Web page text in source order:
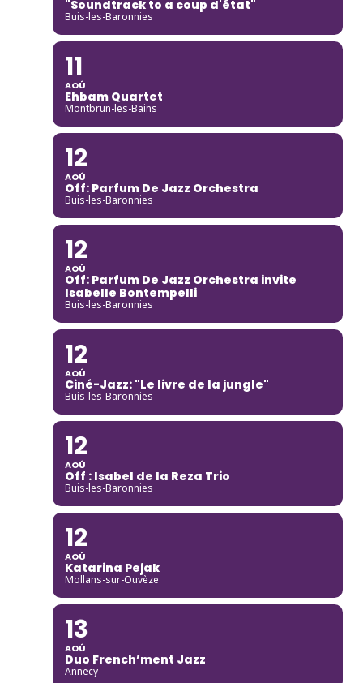
"Soundtrack to a coup d'état"
Buis-les-Baronnies
11
AOÛ
Ehbam Quartet
Montbrun-les-Bains
12
AOÛ
Off: Parfum De Jazz Orchestra
Buis-les-Baronnies
12
AOÛ
Off: Parfum De Jazz Orchestra invite
Isabelle Bontempelli
Buis-les-Baronnies
12
AOÛ
Ciné-Jazz: "Le livre de la jungle"
Buis-les-Baronnies
12
AOÛ
Off : Isabel de la Reza Trio
Buis-les-Baronnies
12
AOÛ
Katarina Pejak
Mollans-sur-Ouvèze
13
AOÛ
Duo French’ment Jazz
Annecy